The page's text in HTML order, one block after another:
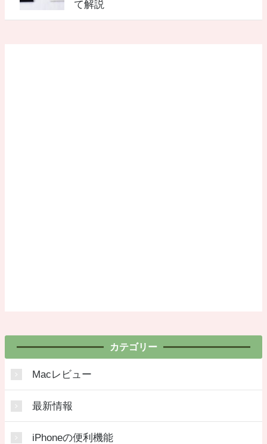
て解説
カテゴリー
Macレビュー
最新情報
iPhoneの便利機能